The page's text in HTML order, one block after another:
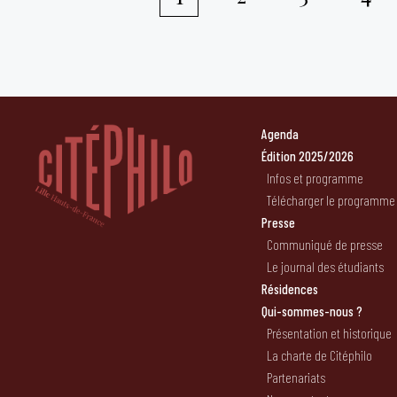
publications
Agenda
Édition 2025/2026
Infos et programme
Télécharger le programme
Presse
Communiqué de presse
Le journal des étudiants
Résidences
Qui-sommes-nous ?
Présentation et historique
La charte de Citéphilo
Partenariats